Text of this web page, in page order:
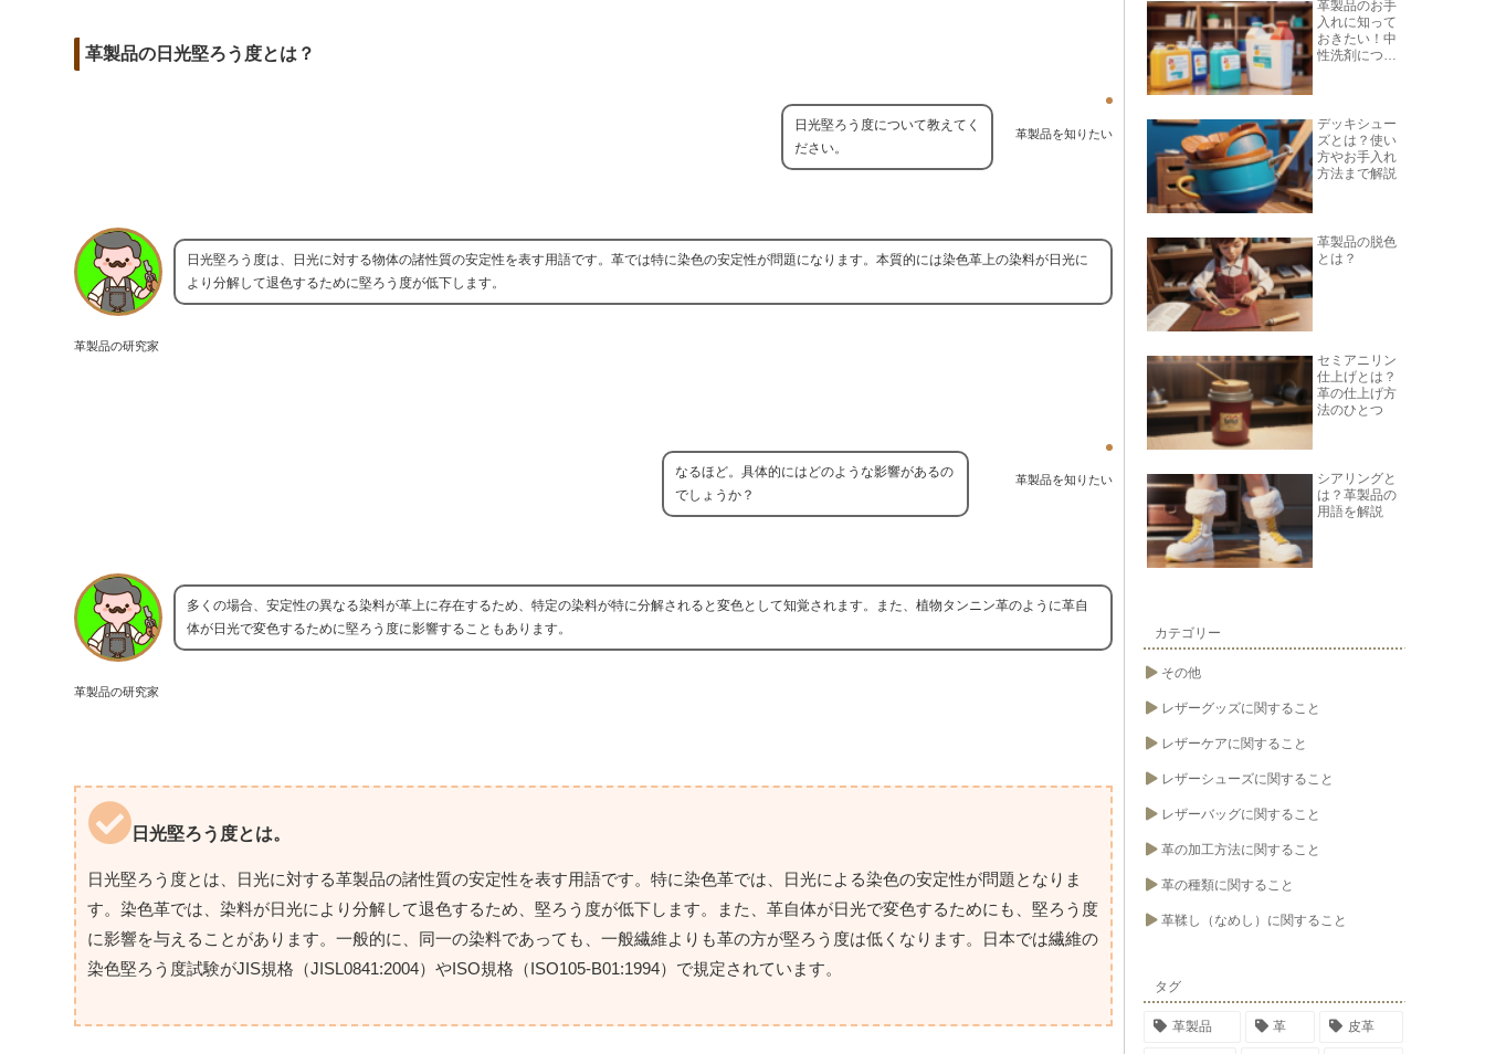
革製品の日光堅ろう度とは？
革製品を知りたい
日光堅ろう度について教えてく
ださい。
革製品の研究家
日光堅ろう度は、日光に対する物体の諸性質の安定性を表す用語です。革では特に染色の安定性が問題になります。本質的には染色革上の染料が日光に
より分解して退色するために堅ろう度が低下します。
革製品を知りたい
なるほど。具体的にはどのような影響があるの
でしょうか？
革製品の研究家
多くの場合、安定性の異なる染料が革上に存在するため、特定の染料が特に分解されると変色として知覚されます。また、植物タンニン革のように革自
体が日光で変色するために堅ろう度に影響することもあります。
日光堅ろう度とは。
日光堅ろう度とは、日光に対する革製品の諸性質の安定性を表す用語です。特に染色革では、日光による染色の安定性が問題となりま
す。染色革では、染料が日光により分解して退色するため、堅ろう度が低下します。また、革自体が日光で変色するためにも、堅ろう度
に影響を与えることがあります。一般的に、同一の染料であっても、一般繊維よりも革の方が堅ろう度は低くなります。日本では繊維の
染色堅ろう度試験がJIS規格（JISL0841:2004）やISO規格（ISO105-B01:1994）で規定されています。
革製品のお手
入れに知って
おきたい！中
性洗剤につい
デッキシュー
ズとは？使い
方やお手入れ
方法まで解説
革製品の脱色
とは？
セミアニリン
仕上げとは？
革の仕上げ方
法のひとつ
シアリングと
は？革製品の
用語を解説
カテゴリー
その他
レザーグッズに関すること
レザーケアに関すること
レザーシューズに関すること
レザーバッグに関すること
革の加工方法に関すること
革の種類に関すること
革鞣し（なめし）に関すること
タグ
革製品 革 皮革